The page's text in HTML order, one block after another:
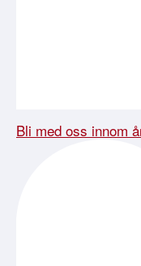
Bli med oss innom